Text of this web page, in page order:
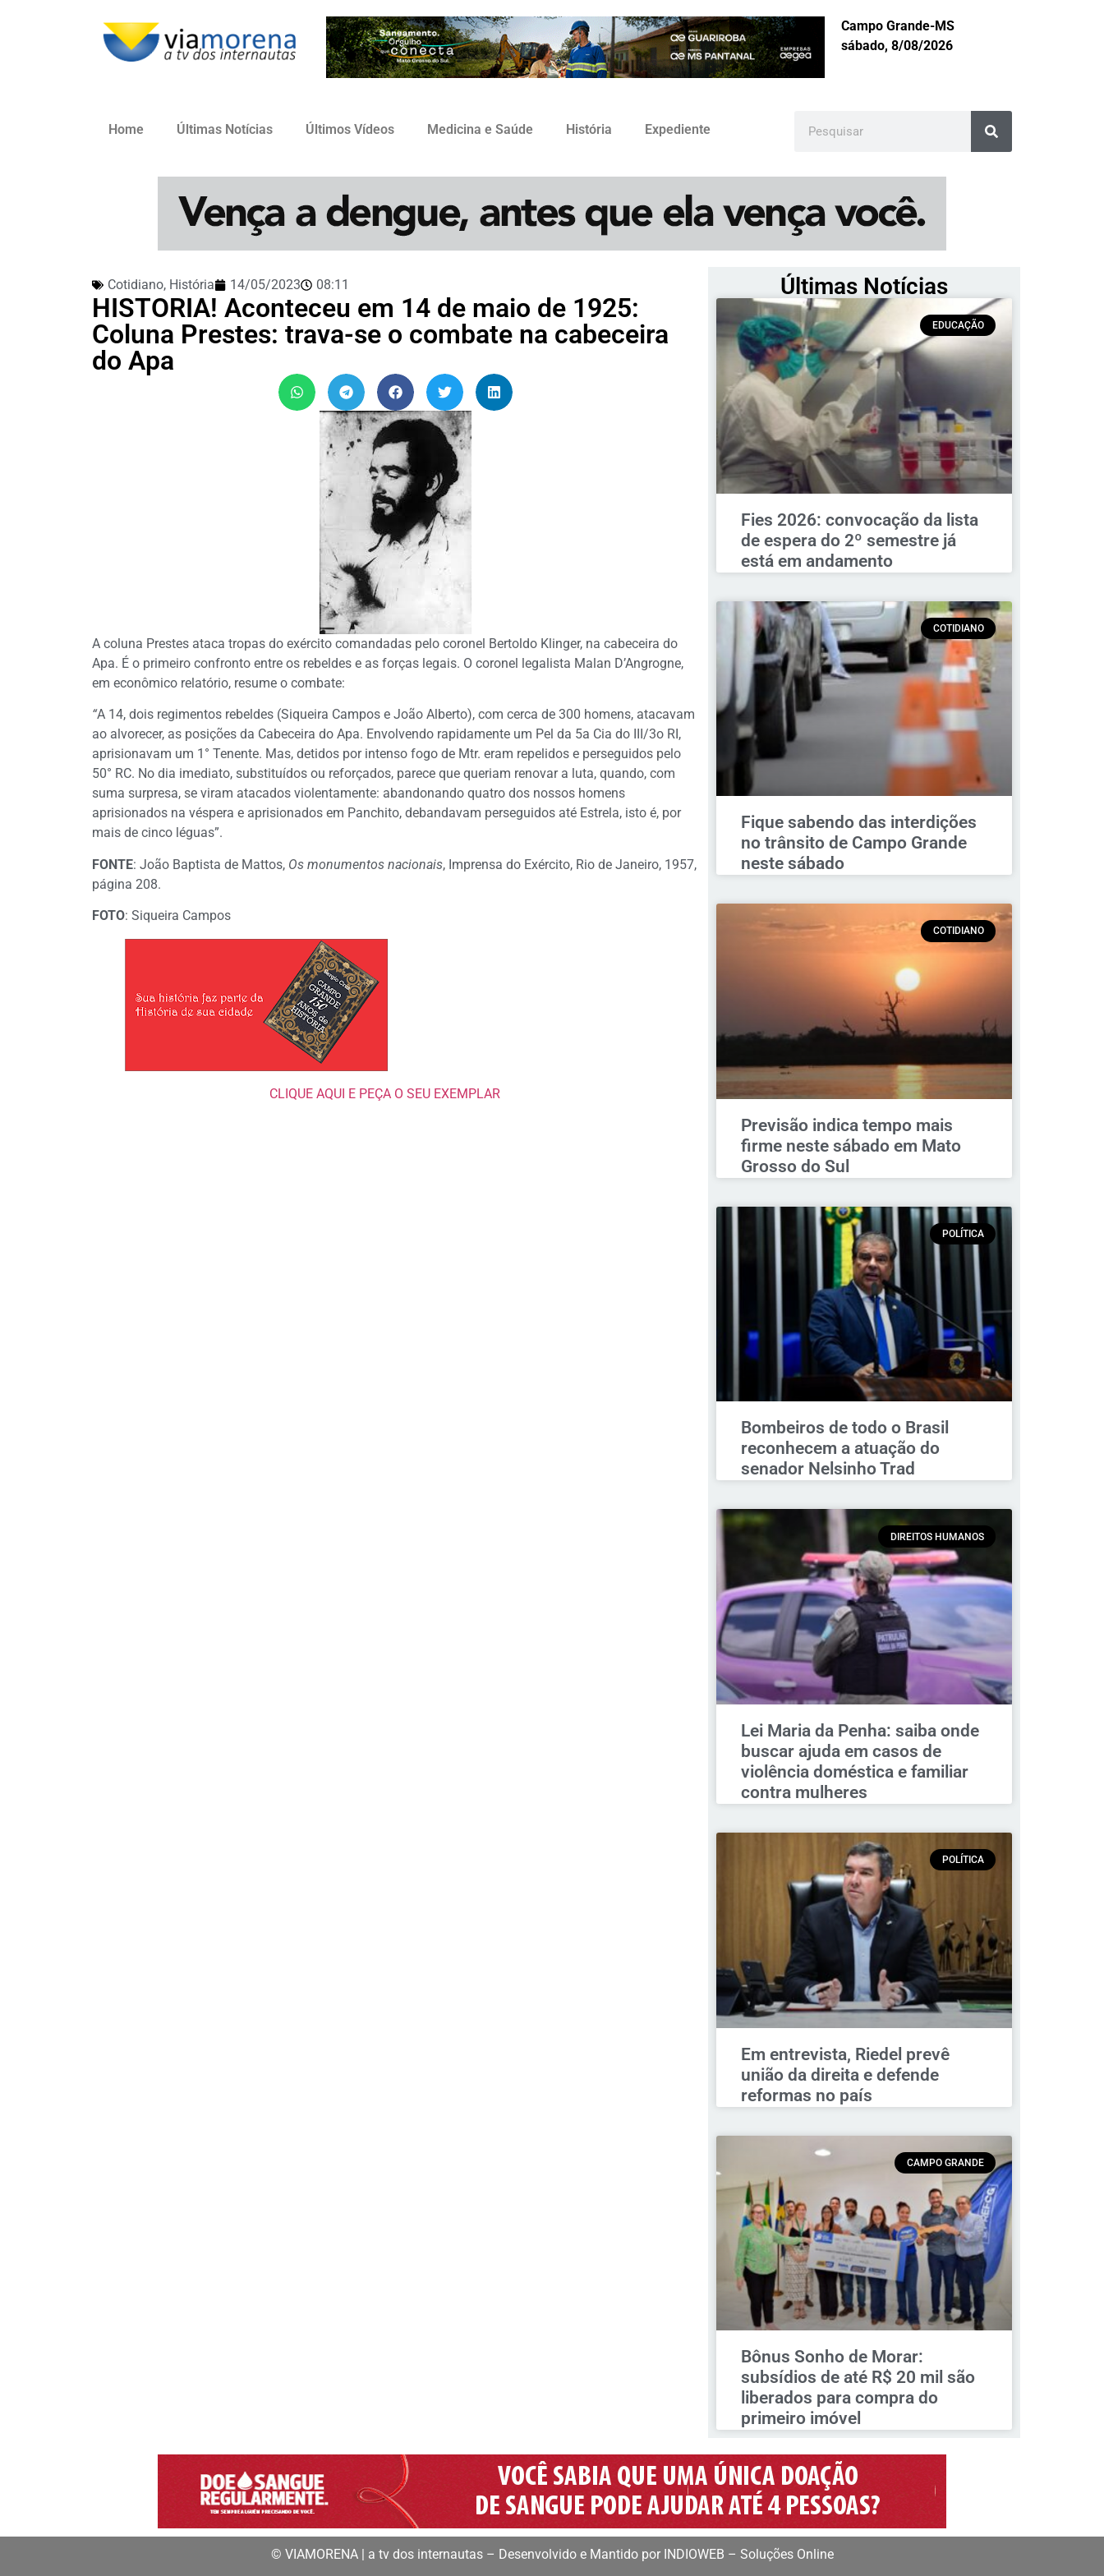
Campo Grande-MS
sábado, 8/08/2026
Home Últimas Notícias Últimos Vídeos Medicina e Saúde História Expediente
Cotidiano, História 14/05/2023 08:11
HISTORIA! Aconteceu em 14 de maio de 1925:
Coluna Prestes: trava-se o combate na cabeceira
do Apa
A coluna Prestes ataca tropas do exército comandadas pelo coronel Bertoldo Klinger, na cabeceira do
Apa. É o primeiro confronto entre os rebeldes e as forças legais. O coronel legalista Malan D’Angrogne,
em econômico relatório, resume o combate:
“A 14, dois regimentos rebeldes (Siqueira Campos e João Alberto), com cerca de 300 homens, atacavam
ao alvorecer, as posições da Cabeceira do Apa. Envolvendo rapidamente um Pel da 5a Cia do III/3o RI,
aprisionavam um 1° Tenente. Mas, detidos por intenso fogo de Mtr. eram repelidos e perseguidos pelo
50° RC. No dia imediato, substituídos ou reforçados, parece que queriam renovar a luta, quando, com
suma surpresa, se viram atacados violentamente: abandonando quatro dos nossos homens
aprisionados na véspera e aprisionados em Panchito, debandavam perseguidos até Estrela, isto é, por
mais de cinco léguas”.
FONTE: João Baptista de Mattos, Os monumentos nacionais, Imprensa do Exército, Rio de Janeiro, 1957,
página 208.
FOTO: Siqueira Campos
CLIQUE AQUI E PEÇA O SEU EXEMPLAR
Últimas Notícias
EDUCAÇÃO
Fies 2026: convocação da lista
de espera do 2º semestre já
está em andamento
COTIDIANO
Fique sabendo das interdições
no trânsito de Campo Grande
neste sábado
COTIDIANO
Previsão indica tempo mais
firme neste sábado em Mato
Grosso do Sul
POLÍTICA
Bombeiros de todo o Brasil
reconhecem a atuação do
senador Nelsinho Trad
DIREITOS HUMANOS
Lei Maria da Penha: saiba onde
buscar ajuda em casos de
violência doméstica e familiar
contra mulheres
POLÍTICA
Em entrevista, Riedel prevê
união da direita e defende
reformas no país
CAMPO GRANDE
Bônus Sonho de Morar:
subsídios de até R$ 20 mil são
liberados para compra do
primeiro imóvel
© VIAMORENA | a tv dos internautas – Desenvolvido e Mantido por INDIOWEB – Soluções Online